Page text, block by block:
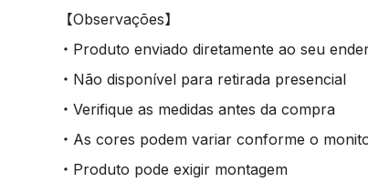
【Observações】
・Produto enviado diretamente ao seu
・Não disponível para retirada presencial
・Verifique as medidas antes da compra
・As cores podem variar conforme o
・Produto pode exigir montagem